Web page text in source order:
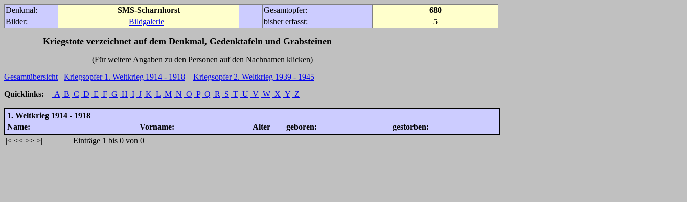
Denkmal: SMS-Scharnhorst Gesamtopfer:
680
Bilder:
Bildgalerie bisher erfasst: 5
Kriegstote verzeichnet auf dem Denkmal, Gedenktafeln und Grabsteinen
(Für weitere Angaben zu den Personen auf den Nachnamen klicken)
Gesamtübersicht
Kriegsopfer 1. Weltkrieg 1914 - 1918
Kriegsopfer 2. Weltkrieg 1939 - 1945
Quicklinks:
A B C D E F G H I J K L M N O P Q R S T U V W X Y Z
1. Weltkrieg 1914 - 1918
Name:
Vorname: Alter geboren:
gestorben:
|< << >> >| Einträge 1 bis 0 von 0